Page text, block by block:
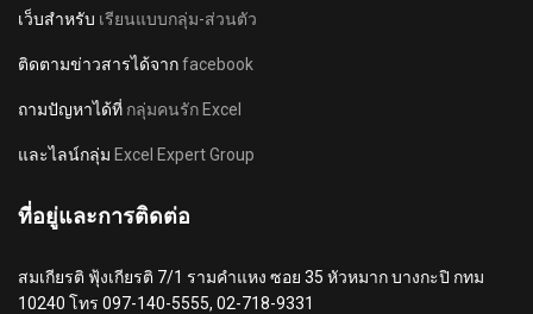
เว็บสำหรับ เรียนแบบกลุ่ม-ส่วนตัว
ติดตามข่าวสารได้จากfacebook
ถามปัญหาได้ที่ กลุ่มคนรัก Excel
และไลน์กลุ่ม Excel Expert Group
ที่อยู่และการติดต่อ
สมเกียรติ ฟุ้งเกียรติ 7/1 รามคำแหง ซอย 35 หัวหมาก บางกะปิ กทม
10240 โทร 097-140-5555, 02-718-9331